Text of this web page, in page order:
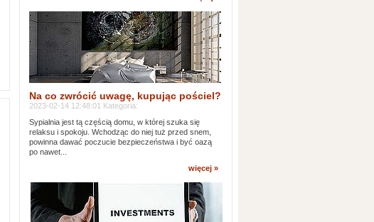
Na co zwrócić uwagę, kupując pościel?
2023-02-14 12:48:01 Kategoria:
Sypialnia jest tą częścią domu, w której szuka się
relaksu i spokoju. Wchodząc do niej tuż przed snem,
powinna dawać poczucie bezpieczeństwa i być oazą
po nawet...
więcej »